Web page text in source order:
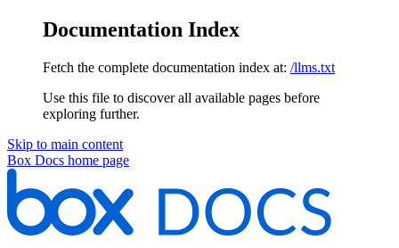
Documentation Index
Fetch the complete documentation index at: /llms.txt
Use this file to discover all available pages before
exploring further.
Skip to main content
Box Docs home page